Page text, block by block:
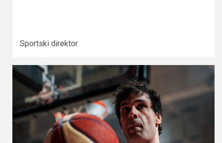
Sportski direktor.